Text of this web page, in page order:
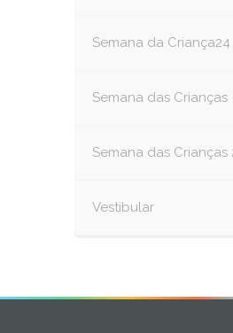
Semana da Criança24
Semana das Crianças
Semana das Crianças
Vestibular